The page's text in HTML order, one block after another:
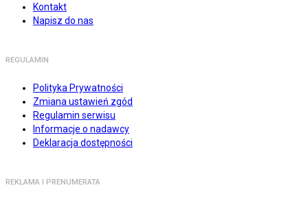
Kontakt
Napisz do nas
REGULAMIN
Polityka Prywatności
Zmiana ustawień zgód
Regulamin serwisu
Informacje o nadawcy
Deklaracja dostępności
REKLAMA I PRENUMERATA